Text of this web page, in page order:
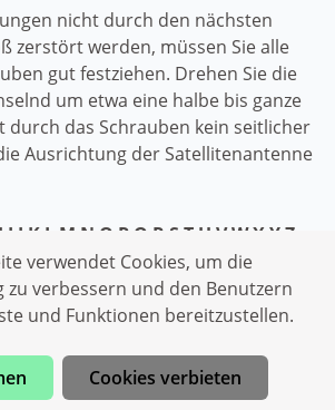
nicht durch den nächsten
zerstört werden, müssen Sie alle
gut festziehen. Drehen Sie die
um etwa eine halbe bis ganze
durch das Schrauben kein seitlicher
Ausrichtung der Satellitenantenne
I J K L M N O P Q R S T U VWXYZ
Impressum
Mendhausen
Mendhausen
Jetzt anrufen
verwendet Cookies, um die
verbessern und den Benutzern
und Funktionen bereitzustellen.
Cookies verbieten